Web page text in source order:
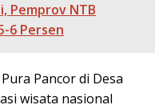
Pemprov NTB
6 Persen
Pancor di Desa
wisata nasional